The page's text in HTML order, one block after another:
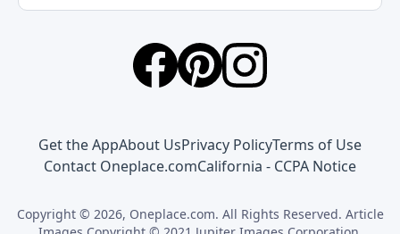
Get the AppAbout UsPrivacy PolicyTerms of Use
Contact Oneplace.comCalifornia - CCPA Notice
Copyright © 2026, Oneplace.com. All Rights Reserved. Article